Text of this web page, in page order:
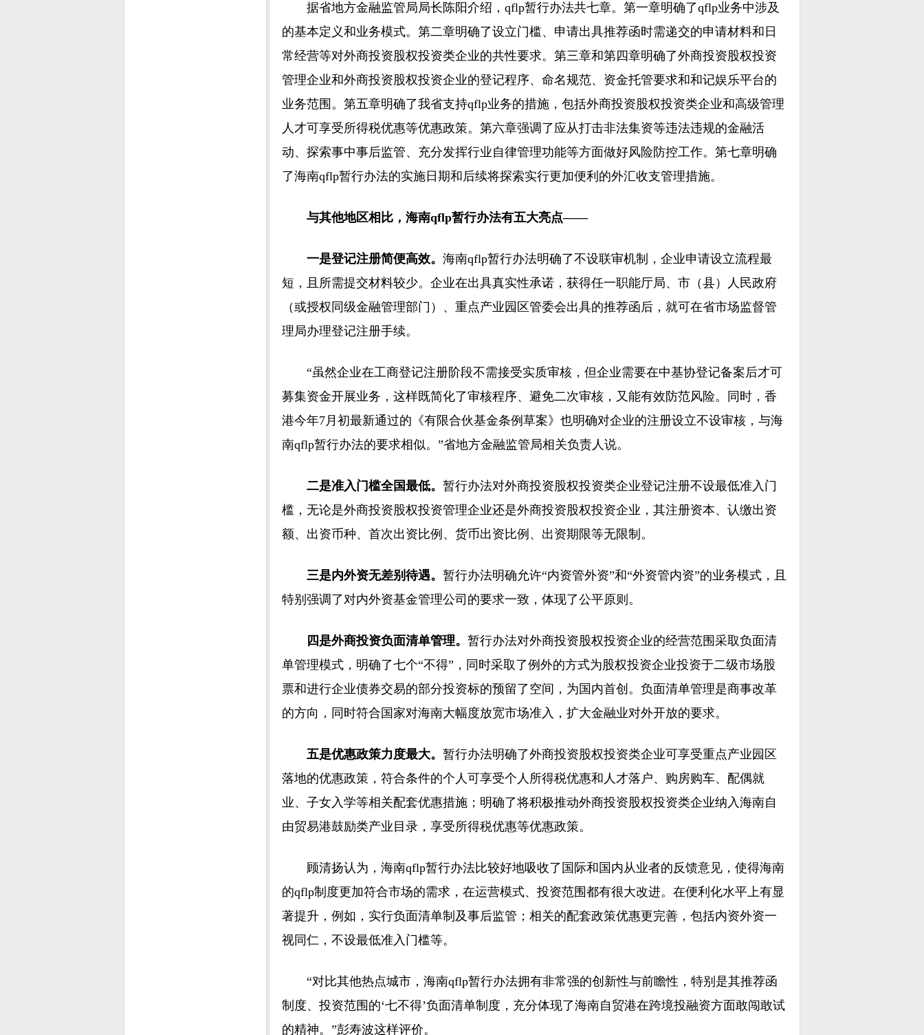
据省地方金融监管局局长陈阳介绍，qflp暂行办法共七章。第一章明确了qflp业务中涉及
的基本定义和业务模式。第二章明确了设立门槛、申请出具推荐函时需递交的申请材料和日
常经营等对外商投资股权投资类企业的共性要求。第三章和第四章明确了外商投资股权投资
管理企业和外商投资股权投资企业的登记程序、命名规范、资金托管要求和和记娱乐平台的
业务范围。第五章明确了我省支持qflp业务的措施，包括外商投资股权投资类企业和高级管理
人才可享受所得税优惠等优惠政策。第六章强调了应从打击非法集资等违法违规的金融活
动、探索事中事后监管、充分发挥行业自律管理功能等方面做好风险防控工作。第七章明确
了海南qflp暂行办法的实施日期和后续将探索实行更加便利的外汇收支管理措施。
与其他地区相比，海南qflp暂行办法有五大亮点——
一是登记注册简便高效。 海南qflp暂行办法明确了不设联审机制，企业申请设立流程最
短，且所需提交材料较少。企业在出具真实性承诺，获得任一职能厅局、市（县）人民政府
（或授权同级金融管理部门）、重点产业园区管委会出具的推荐函后，就可在省市场监督管
理局办理登记注册手续。
“虽然企业在工商登记注册阶段不需接受实质审核，但企业需要在中基协登记备案后才可
募集资金开展业务，这样既简化了审核程序、避免二次审核，又能有效防范风险。同时，香
港今年7月初最新通过的《有限合伙基金条例草案》也明确对企业的注册设立不设审核，与海
南qflp暂行办法的要求相似。”省地方金融监管局相关负责人说。
二是准入门槛全国最低。 暂行办法对外商投资股权投资类企业登记注册不设最低准入门
槛，无论是外商投资股权投资管理企业还是外商投资股权投资企业，其注册资本、认缴出资
额、出资币种、首次出资比例、货币出资比例、出资期限等无限制。
三是内外资无差别待遇。 暂行办法明确允许“内资管外资”和“外资管内资”的业务模式，且
特别强调了对内外资基金管理公司的要求一致，体现了公平原则。
四是外商投资负面清单管理。 暂行办法对外商投资股权投资企业的经营范围采取负面清
单管理模式，明确了七个“不得”，同时采取了例外的方式为股权投资企业投资于二级市场股
票和进行企业债券交易的部分投资标的预留了空间，为国内首创。负面清单管理是商事改革
的方向，同时符合国家对海南大幅度放宽市场准入，扩大金融业对外开放的要求。
五是优惠政策力度最大。 暂行办法明确了外商投资股权投资类企业可享受重点产业园区
落地的优惠政策，符合条件的个人可享受个人所得税优惠和人才落户、购房购车、配偶就
业、子女入学等相关配套优惠措施；明确了将积极推动外商投资股权投资类企业纳入海南自
由贸易港鼓励类产业目录，享受所得税优惠等优惠政策。
顾清扬认为，海南qflp暂行办法比较好地吸收了国际和国内从业者的反馈意见，使得海南
的qflp制度更加符合市场的需求，在运营模式、投资范围都有很大改进。在便利化水平上有显
著提升，例如，实行负面清单制及事后监管；相关的配套政策优惠更完善，包括内资外资一
视同仁，不设最低准入门槛等。
“对比其他热点城市，海南qflp暂行办法拥有非常强的创新性与前瞻性，特别是其推荐函
制度、投资范围的‘七不得’负面清单制度，充分体现了海南自贸港在跨境投融资方面敢闯敢试
的精神。”彭寿波这样评价。